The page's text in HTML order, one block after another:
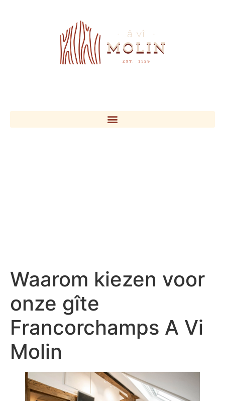
Waarom kiezen voor
onze gîte
Francorchamps A Vi
Molin